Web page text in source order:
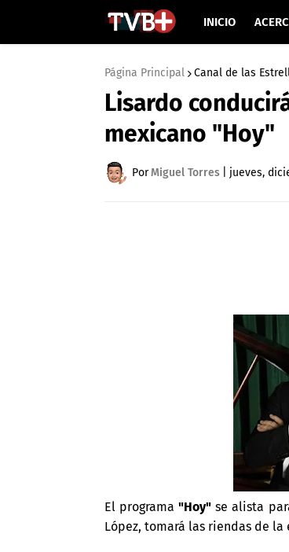
INICIO
Página Principal Canal de las
Lisardo
mexicano "Hoy"
PorMiguel Torres jueves,
El programa"Hoy" se alista
López, tomará las riendas de